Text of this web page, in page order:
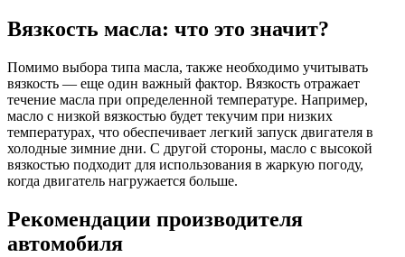
Вязкость масла: что это значит?
Помимо выбора типа масла, также необходимо учитывать
вязкость — еще один важный фактор. Вязкость отражает
течение масла при определенной температуре. Например,
масло с низкой вязкостью будет текучим при низких
температурах, что обеспечивает легкий запуск двигателя в
холодные зимние дни. С другой стороны, масло с высокой
вязкостью подходит для использования в жаркую погоду,
когда двигатель нагружается больше.
Рекомендации производителя
автомобиля